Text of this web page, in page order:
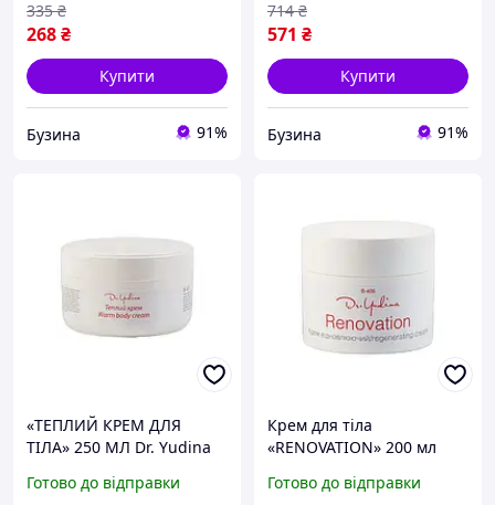
268₴
335 ₴
Купити
Бузина 91%
571 ₴
714 ₴
Купити
Бузина 91%
«ТЕПЛИЙ КРЕМ ДЛЯ
ТІЛА» 250 МЛ Dr. Yudina
Готово до відправки
Крем для тіла
«RENOVATION» 200 мл
Готово до відправки